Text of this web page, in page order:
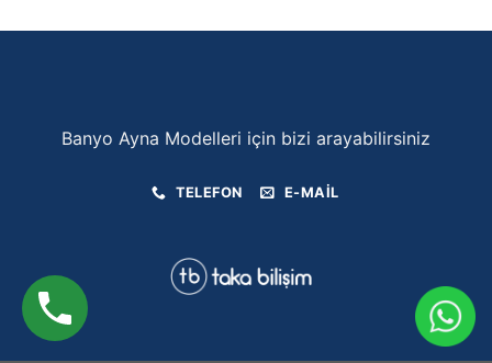
Banyo Ayna Modelleri için bizi arayabilirsiniz
TELEFON E-MAIL